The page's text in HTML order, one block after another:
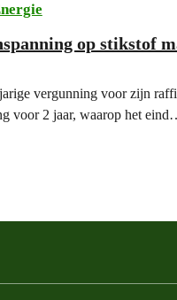
op stikstof
vergunning voor zijn
voor 2 jaar, waarop het